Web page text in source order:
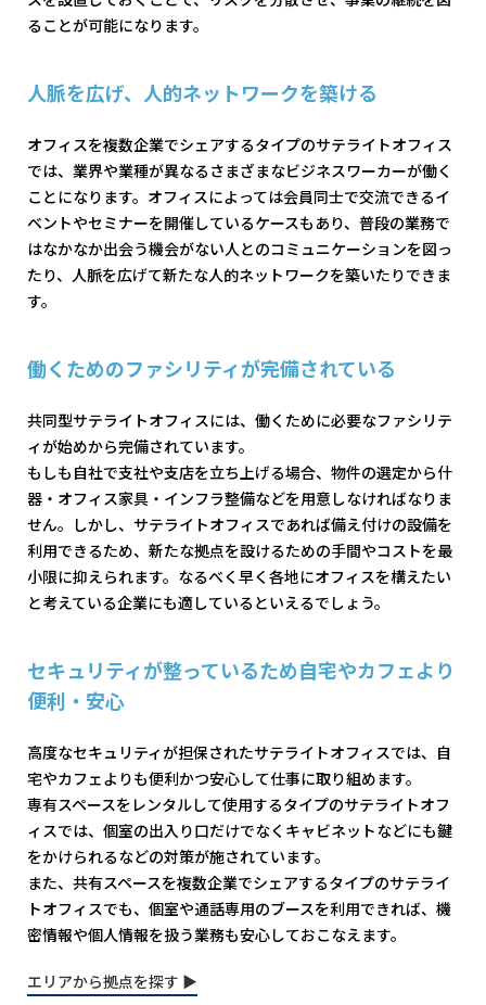
ることが可能になります。
人脈を広げ、人的ネットワークを築ける
オフィスを複数企業でシェアするタイプのサテライトオフィス
では、業界や業種が異なるさまざまなビジネスワーカーが働く
ことになります。オフィスによっては会員同士で交流できるイ
ベントやセミナーを開催しているケースもあり、普段の業務で
はなかなか出会う機会がない人とのコミュニケーションを図っ
たり、人脈を広げて新たな人的ネットワークを築いたりできま
す。
働くためのファシリティが完備されている
共同型サテライトオフィスには、働くために必要なファシリテ
ィが始めから完備されています。
もしも自社で支社や支店を立ち上げる場合、物件の選定から什
器・オフィス家具・インフラ整備などを用意しなければなりま
せん。しかし、サテライトオフィスであれば備え付けの設備を
利用できるため、新たな拠点を設けるための手間やコストを最
小限に抑えられます。なるべく早く各地にオフィスを構えたい
と考えている企業にも適しているといえるでしょう。
セキュリティが整っているため自宅やカフェより
便利・安心
高度なセキュリティが担保されたサテライトオフィスでは、自
宅やカフェよりも便利かつ安心して仕事に取り組めます。
専有スペースをレンタルして使用するタイプのサテライトオフ
ィスでは、個室の出入り口だけでなくキャビネットなどにも鍵
をかけられるなどの対策が施されています。
また、共有スペースを複数企業でシェアするタイプのサテライ
トオフィスでも、個室や通話専用のブースを利用できれば、機
密情報や個人情報を扱う業務も安心しておこなえます。
エリアから拠点を探す ▶︎